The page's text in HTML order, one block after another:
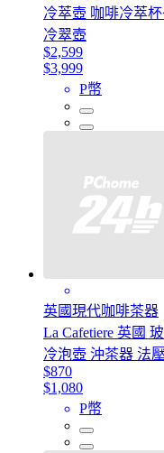
冷萃壺 咖啡冷萃
冷翠壺
$2,599
$3,999
P幣
英國現代咖啡茶器
La Cafetiere 英國
冷泡壺 沖茶器 法
$870
$1,080
P幣